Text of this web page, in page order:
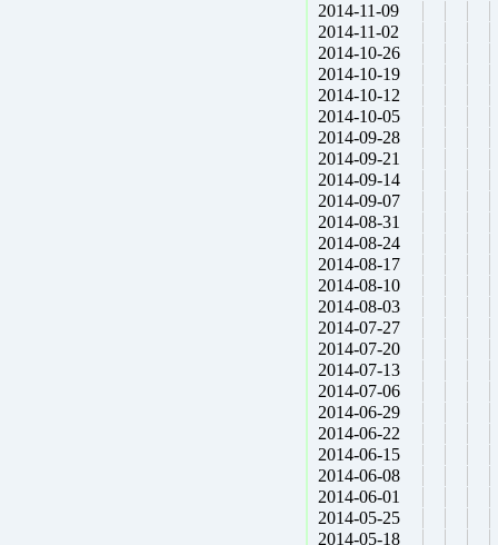
2014-11-09
2014-11-02
2014-10-26
2014-10-19
2014-10-12
2014-10-05
2014-09-28
2014-09-21
2014-09-14
2014-09-07
2014-08-31
2014-08-24
2014-08-17
2014-08-10
2014-08-03
2014-07-27
2014-07-20
2014-07-13
2014-07-06
2014-06-29
2014-06-22
2014-06-15
2014-06-08
2014-06-01
2014-05-25
2014-05-18